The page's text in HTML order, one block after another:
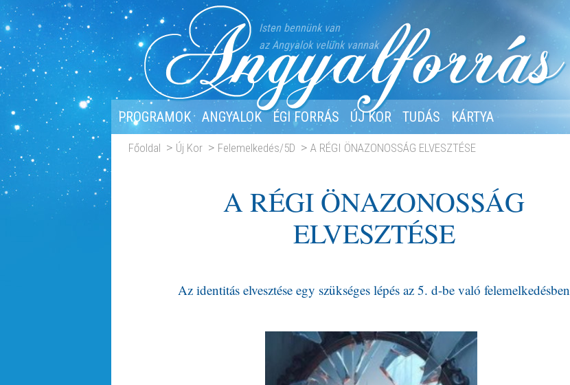
Isten bennünk van
az Angyalok velünk vannak
PROGRAMOK ANGYALOK ÉGI FORRÁS ÚJ KOR TUDÁS KÁRTYA
Főoldal Új Kor Felemelkedés/5D A RÉGI ÖNAZONOSSÁG ELVESZTÉSE
A RÉGI ÖNAZONOSSÁG
ELVESZTÉSE
Az identitás elvesztése egy szükséges lépés az 5. d-be való felemelkedésben